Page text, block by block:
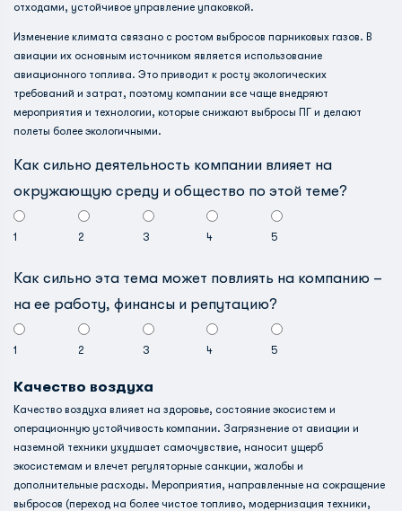
отходами, устойчивое управление упаковкой.
Изменение климата связано с ростом выбросов парниковых газов. В
авиации их основным источником является использование
авиационного топлива. Это приводит к росту экологических
требований и затрат, поэтому компании все чаще внедряют
мероприятия и технологии, которые снижают выбросы ПГ и делают
полеты более экологичными.
Как сильно деятельность компании влияет на
окружающую среду и общество по этой теме?
1 2 3 4 5
Как сильно эта тема может повлиять на компанию –
на ее работу, финансы и репутацию?
1 2 3 4 5
Качество воздуха
Качество воздуха влияет на здоровье, состояние экосистем и
операционную устойчивость компании. Загрязнение от авиации и
наземной техники ухудшает самочувствие, наносит ущерб
экосистемам и влечет регуляторные санкции, жалобы и
дополнительные расходы. Мероприятия, направленные на сокращение
выбросов (переход на более чистое топливо, модернизация техники,